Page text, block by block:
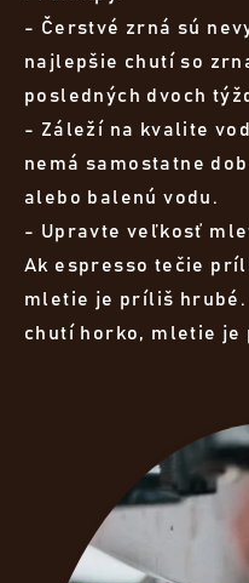
- Čerstvé zrná sú
najlepšie chutí so
posledných dvoch
- Záleží na kvalite
nemá samostatne
alebo balenú vodu.
- Upravte veľkosť
Ak espresso tečie
mletie je príliš
chutí horko, mletie je